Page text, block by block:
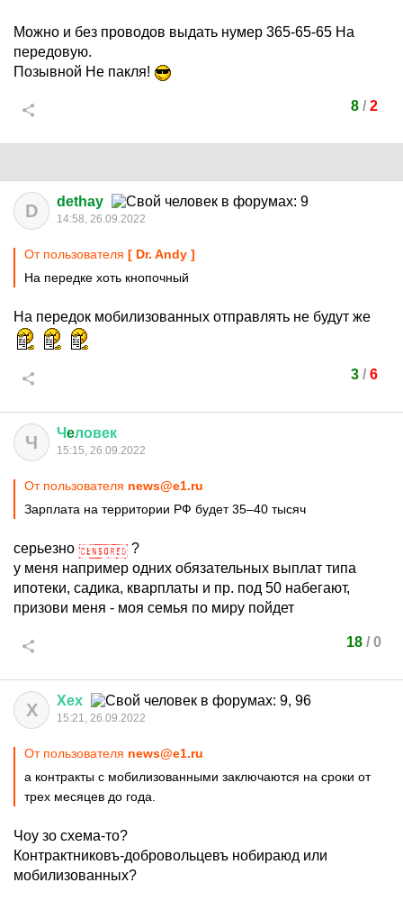
Можно и без проводов выдать нумер 365-65-65 На
передовую.
Позывной Не пакля!
8/ 2
D dethay
14:58, 26.09.2022
От пользователя [ Dr. Andy ]
На передке хоть кнопочный
На передок мобилизованных отправлять не будут же
3/ 6
Ч Чeловек
15:15, 26.09.2022
От пользователя news@e1.ru
Зарплата на территории РФ будет 35–40 тысяч
серьезно
?
у меня например одних обязательных выплат типа
ипотеки, садика, кварплаты и пр. под 50 набегают,
призови меня - моя семья по миру пойдет
18 / 0
Х Хех
15:21, 26.09.2022
От пользователя news@e1.ru
а контракты с мобилизованными заключаются на сроки от
трех месяцев до года.
Чоу зо схема-то?
Контрактниковъ-добровольцевъ нобираюд или
мобилизованных?